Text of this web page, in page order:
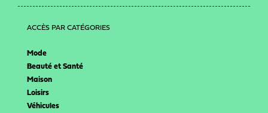
ACCÈS PAR CATÉGORIES
Mode
Beauté et Santé
Maison
Loisirs
Véhicules